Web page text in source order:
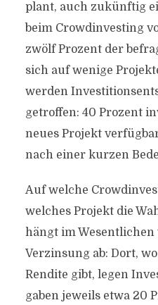
plant, auch zukünftig
beim Crowdinvesting
zwölf Prozent der
sich auf wenige
werden
getroffen: 40 Prozent
neues Projekt
nach einer kurzen
Auf welche
welches Projekt die
hängt im Wesentlichen
Verzinsung ab: Dort,
Rendite gibt, legen
gaben jeweils etwa 20